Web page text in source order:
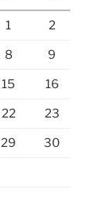
1 2
8 9
15 16
22 23
29 30